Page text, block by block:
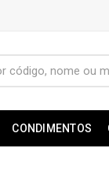
CONDIMENTOS